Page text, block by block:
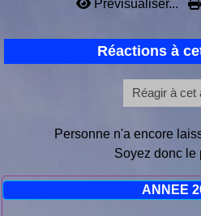
ANNEE
Prévisualiser...
Réactions à
Réagir à cet
Personne n'a encore
Soyez donc le